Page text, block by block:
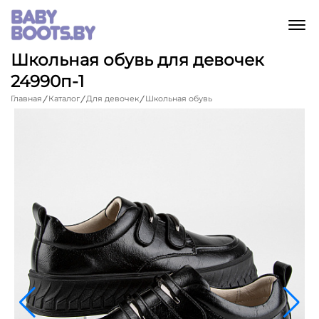
Школьная обувь для девочек
24990п-1
Главная Каталог Для девочек Школьная обувь